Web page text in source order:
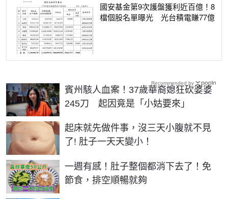
國安基金第9次護盤獲利近百億！8
檔個股名單曝光 光台積電賺77億
賓州駭人血案！37歲華裔媳狂砍婆婆
245刀 起因竟是「小姑要來」
起床就先做件事，沒三天小腹就不見
了! 肚子一天天變小！
PR
一週有感！肚子整個都消下去了！免
節食，排空順暢就夠
PR
Recommended by